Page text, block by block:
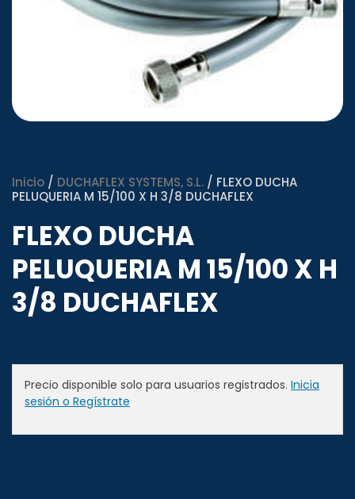
Inicio / DUCHAFLEX SYSTEMS, S.L. / FLEXO DUCHA
PELUQUERIA M 15/100 X H 3/8 DUCHAFLEX
FLEXO DUCHA
PELUQUERIA M 15/100 X H
3/8 DUCHAFLEX
Precio disponible solo para usuarios registrados. Inicia
sesión o Regístrate